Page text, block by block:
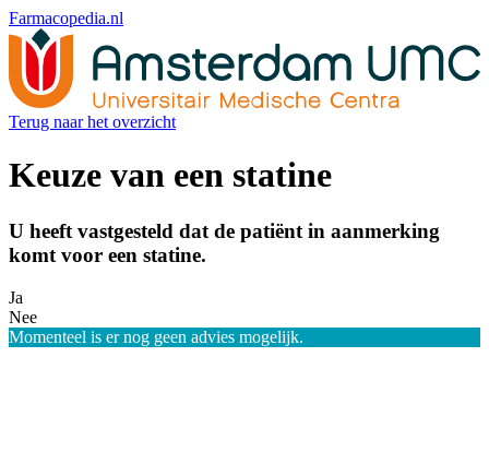
Farmacopedia.nl
Terug naar het overzicht
Keuze van een statine
U heeft vastgesteld dat de patiënt in aanmerking
komt voor een statine.
Ja
Nee
Momenteel is er nog geen advies mogelijk.